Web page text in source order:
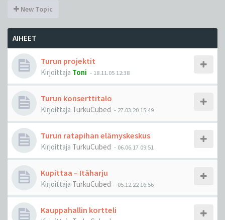
New Topic
AIHEET
Turun projektit
Kirjoittaja Toni - 18.11.05 12:38
Turun konserttitalo
Kirjoittaja TurkuCubed - 27.03.20 15:49
Turun ratapihan elämyskeskus
Kirjoittaja TurkuCubed - 06.06.17 09:51
Kupittaa – Itäharju
Kirjoittaja TurkuCubed - 05.12.22 16:56
Kauppahallin kortteli